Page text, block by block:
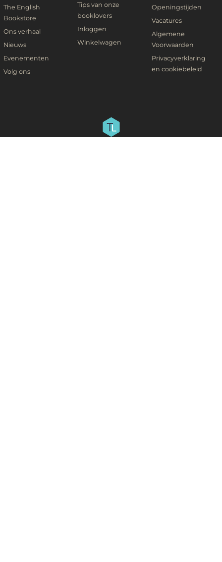
The English
Bookstore
Ons verhaal
Nieuws
Evenementen
Volg ons
Tips van onze
booklovers
Inloggen
Winkelwagen
Openingstijden
Vacatures
Algemene
Voorwaarden
Privacyverklaring
en cookiebeleid